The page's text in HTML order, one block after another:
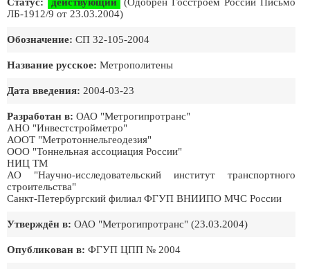
ЛБ-1912/9 от 23.03.2004)
Обозначение: СП 32-105-2004
Название русское: Метрополитены
Дата введения: 2004-03-23
Разработан в: ОАО "Метрогипротранс"
АНО "Инвестстройметро"
АООТ "Метротоннельгеодезия"
ООО "Тоннельная ассоциация России"
НИЦ ТМ
АО "Научно-исследовательский институт транспортного
строительства"
Санкт-Петербургский филиал ФГУП ВНИИПО МЧС России
Утверждён в: ОАО "Метрогипротранс" (23.03.2004)
Опубликован в: ФГУП ЦПП № 2004